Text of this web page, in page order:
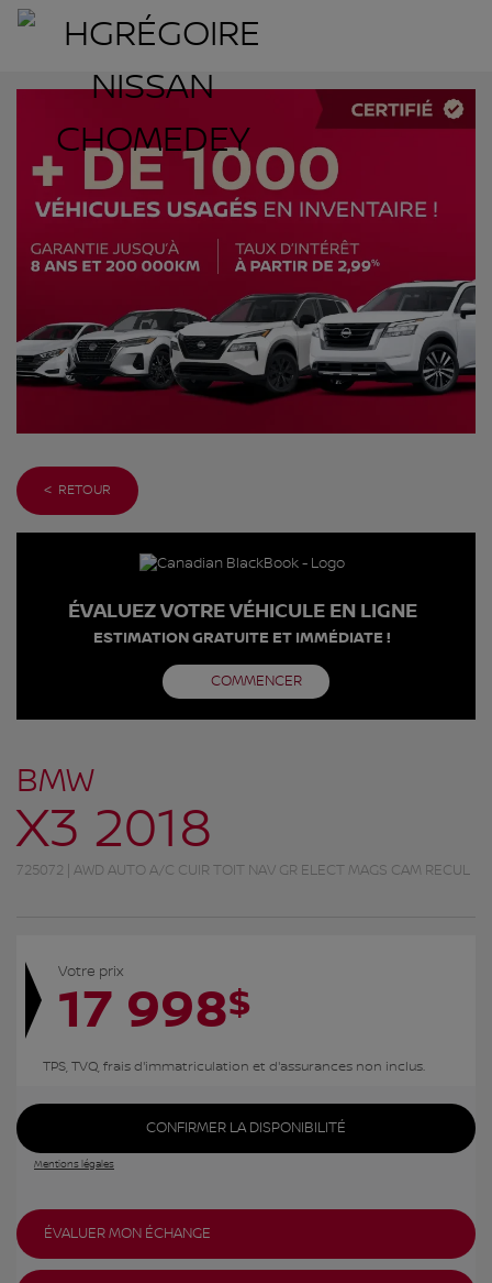
< RETOUR
ÉVALUEZ VOTRE VÉHICULE EN LIGNE
ESTIMATION GRATUITE ET IMMÉDIATE !
COMMENCER
BMW
X3 2018
725072 | AWD AUTO A/C CUIR TOIT NAV GR ELECT MAGS CAM RECUL
Votre prix
17 998$
TPS, TVQ, frais d'immatriculation et d'assurances non inclus.
CONFIRMER LA DISPONIBILITÉ
Mentions légales
ÉVALUER MON ÉCHANGE